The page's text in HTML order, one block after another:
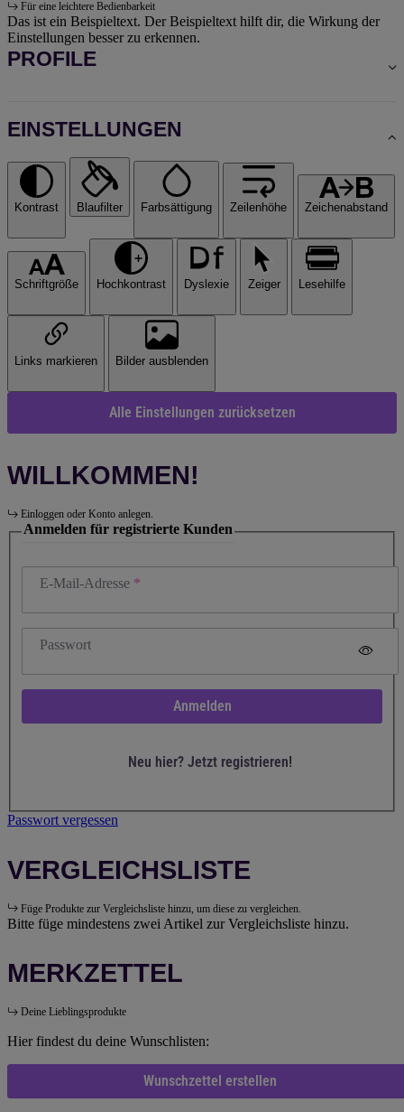
Für eine leichtere Bedienbarkeit
Das ist ein Beispieltext. Der Beispieltext hilft dir, die Wirkung der
Einstellungen besser zu erkennen.
PROFILE
EINSTELLUNGEN
Kontrast Blaufilter Farbsättigung Zeilenhöhe Zeichenabstand
Schriftgröße Hochkontrast Dyslexie Zeiger Lesehilfe
Links markieren Bilder ausblenden
Alle Einstellungen zurücksetzen
WILLKOMMEN!
Einloggen oder Konto anlegen.
Anmelden für registrierte Kunden
E-Mail-Adresse
Passwort
Anmelden
Neu hier? Jetzt registrieren!
Passwort vergessen
VERGLEICHSLISTE
Füge Produkte zur Vergleichsliste hinzu, um diese zu vergleichen.
Bitte füge mindestens zwei Artikel zur Vergleichsliste hinzu.
MERKZETTEL
Deine Lieblingsprodukte
Hier findest du deine Wunschlisten:
Wunschzettel erstellen